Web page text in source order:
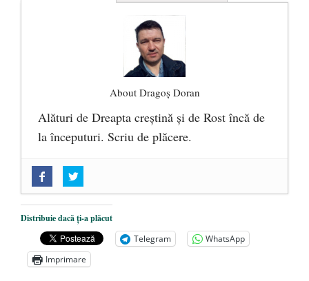
About Dragoș Doran
Alături de Dreapta creștină și de Rost încă de
la începuturi. Scriu de plăcere.
„Acum nu e momentul”
O nouă autostradă distruge pădurea
amazoniană, pentru summitul climatic
COP30 - 14 martie 2025
Alegeri controlate
Distribuie dacă ți-a plăcut
Telegram
WhatsApp
Imprimare